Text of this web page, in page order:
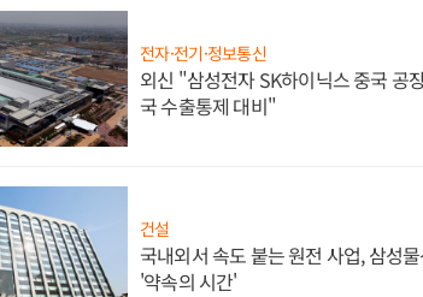
전자·전기·정보통신
외신 "삼성전자 SK하이닉스 중국 공
국 수출통제 대비"
건설
국내외서 속도 붙는 원전 사업, 삼성
'약속의 시간'